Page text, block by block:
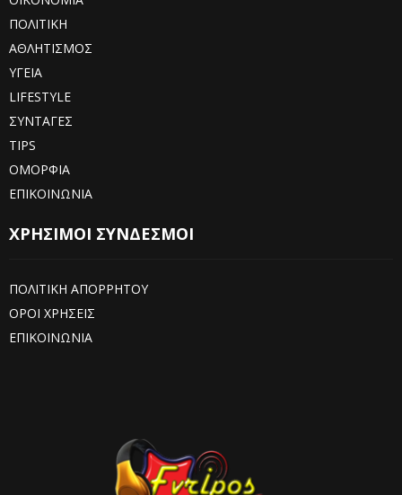
ΠΟΛΙΤΙΚΗ
ΑΘΛΗΤΙΣΜΟΣ
ΥΓΕΙΑ
LIFESTYLE
ΣΥΝΤΑΓΕΣ
TIPS
ΟΜΟΡΦΙΑ
ΕΠΙΚΟΙΝΩΝΙΑ
ΧΡΗΣΙΜΟΙ ΣΥΝΔΕΣΜΟΙ
ΠΟΛΙΤΙΚΗ ΑΠΟΡΡΗΤΟΥ
ΟΡΟΙ ΧΡΗΣΕΙΣ
ΕΠΙΚΟΙΝΩΝΙΑ